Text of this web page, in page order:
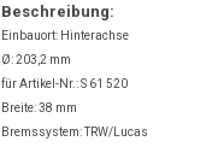
Beschreibung:
Einbauort: Hinterachse
Ø: 203,2 mm
für Artikel-Nr.: S 61 520
Breite: 38 mm
Bremssystem: TRW/Lucas